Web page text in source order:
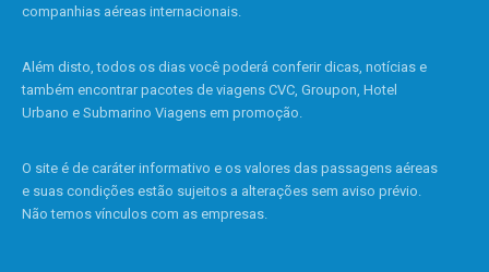
companhias aéreas internacionais.
Além disto, todos os dias você poderá conferir dicas, notícias e
também encontrar pacotes de viagens CVC, Groupon, Hotel
Urbano e Submarino Viagens em promoção.
O site é de caráter informativo e os valores das passagens aéreas
e suas condições estão sujeitos a alterações sem aviso prévio.
Não temos vínculos com as empresas.